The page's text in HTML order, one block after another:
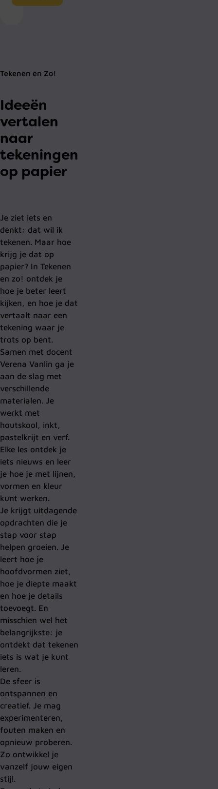
Ideeën
vertalen
naar
tekeningen
op papier
Tekenen en Zo!
Je ziet iets en
denkt: dat wil ik
tekenen. Maar hoe
krijg je dat op
papier? In Tekenen
en zo! ontdek je
hoe je beter leert
kijken, en hoe je dat
vertaalt naar een
tekening waar je
trots op bent.
Samen met docent
Verena Vanlin ga je
aan de slag met
verschillende
materialen. Je
werkt met
houtskool, inkt,
pastelkrijt en verf.
Elke les ontdek je
iets nieuws en leer
je hoe je met lijnen,
vormen en kleur
kunt werken.
Je krijgt uitdagende
opdrachten die je
stap voor stap
helpen groeien. Je
leert hoe je
hoofdvormen ziet,
hoe je diepte maakt
en hoe je details
toevoegt. En
misschien wel het
belangrijkste: je
ontdekt dat tekenen
iets is wat je kunt
leren.
De sfeer is
ontspannen en
creatief. Je mag
experimenteren,
fouten maken en
opnieuw proberen.
Zo ontwikkel je
vanzelf jouw eigen
stijl.